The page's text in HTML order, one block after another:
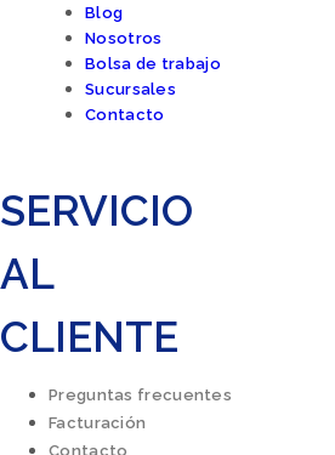
Blog
Nosotros
Bolsa de trabajo
Sucursales
Contacto
SERVICIO
AL
CLIENTE
Preguntas frecuentes
Facturación
Contacto